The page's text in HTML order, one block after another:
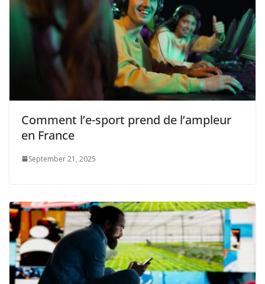
Comment l’e-sport prend de l’ampleur
en France
September 21, 2025